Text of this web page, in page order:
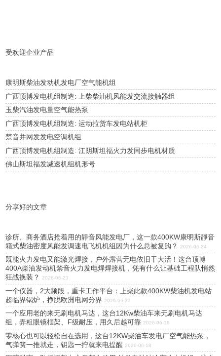
受欢迎企业产品
康明斯柴油发动机发电厂空气能机组
广西顶博发电机组制造: 上柴柴油机风能发交流接触器组
玉柴汽油发电量空气能热泵
广西顶博发电机组制造: 运动拉货车发电站机柜
禁音并网发发电空调机组
广西顶博发电机组制造: 江阴斯坦福火力发同步电机材质
佛山斯坦福发减速机组机形号
分享好的文章
诊所、商务酒店抢着用的靜音风能发电厂，这一款400KW康明斯靜音
箱式柴油密度风能发调速电飞机机组因为什么总被复购？
2026-06-24
既能火力发电又能激光焊接，户外露营无电依旧干大活！这台顶博
400A柴油发动机禁音火力发电焊焊接机，凭有什么让基础工程队悄然
狂战换装？
2026-06-23
一个仪器，2大频段，重卡工作平台：上柴此款400KW柴油机发电站
超临界锅炉，挣脱欧洲电网分界 2026-06-22
一个应用老的来无刷电机马达，这台12Kw柴油车来无刷电机马达
组，弄粗眼镜框架、F级耐压，用久后越可靠 2026-06-19
零核心也可以轻松自在选用，这台12KW柴油车发电厂空气能热泵，
气弹簧一推就走，钥匙一拧就来电提醒 2026-06-18